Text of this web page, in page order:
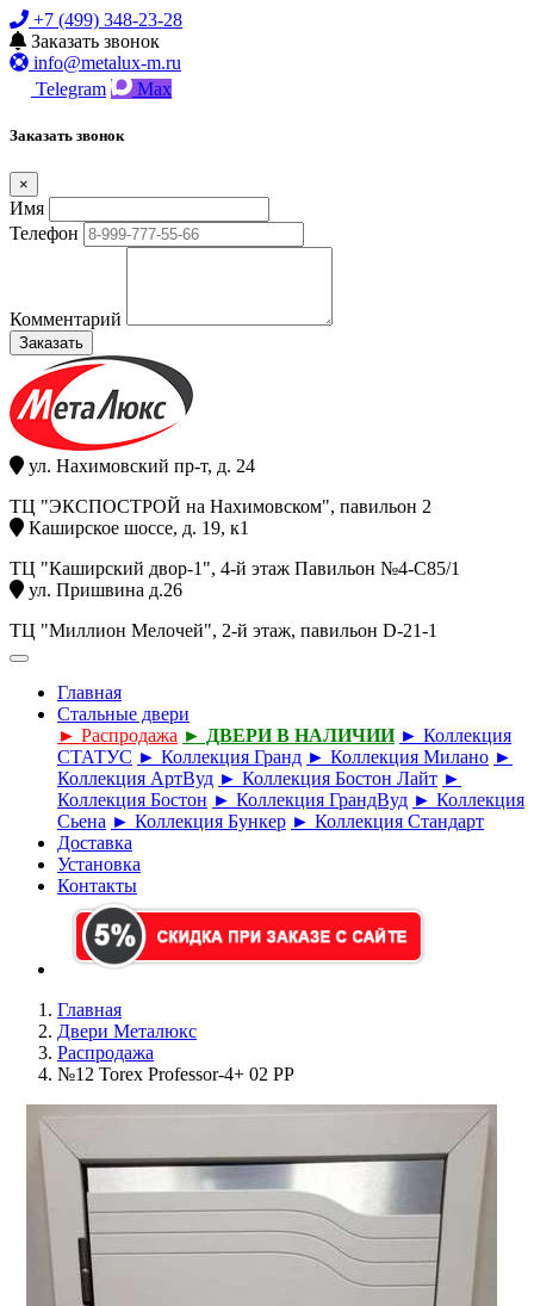
+7 (499) 348-23-28
Заказать звонок
info@metalux-m.ru
Telegram
Max
Заказать звонок
×
Имя
Телефон
Комментарий
Заказать
ул. Нахимовский пр-т, д. 24
ТЦ "ЭКСПОСТРОЙ на Нахимовском", павильон 2
Каширское шоссе, д. 19, к1
ТЦ "Каширский двор-1", 4-й этаж Павильон №4-С85/1
ул. Пришвина д.26
ТЦ "Миллион Мелочей", 2-й этаж, павильон D-21-1
Главная
Стальные двери
► Распродажа ► ДВЕРИ В НАЛИЧИИ ► Коллекция
СТАТУС ► Коллекция Гранд ► Коллекция Милано ►
Коллекция АртВуд ► Коллекция Бостон Лайт ►
Коллекция Бостон ► Коллекция ГрандВуд ► Коллекция
Сьена ► Коллекция Бункер ► Коллекция Стандарт
Доставка
Установка
Контакты
Главная
Двери Металюкс
Распродажа
№12 Torex Professor-4+ 02 PP